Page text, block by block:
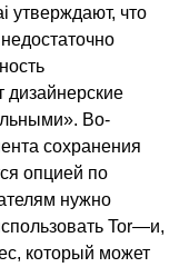
утверждают, что
дизайнерские
Во-
сохранения
опцией по
нужно
Tor—и,
который может